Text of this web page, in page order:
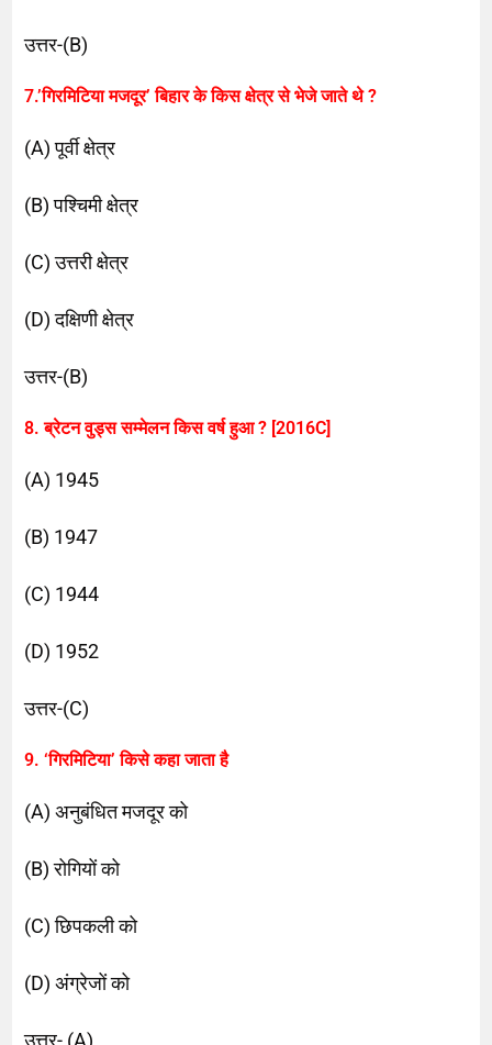
उत्तर-(B)
7.’गिरमिटिया मजदूर’ बिहार के किस क्षेत्र से भेजे जाते थे ?
(A) पूर्वी क्षेत्र
(B) पश्चिमी क्षेत्र
(C) उत्तरी क्षेत्र
(D) दक्षिणी क्षेत्र
उत्तर-(B)
8. ब्रेटन वुड्स सम्मेलन किस वर्ष हुआ ? [2016C]
(A) 1945
(B) 1947
(C) 1944
(D) 1952
उत्तर-(C)
9. ‘गिरमिटिया’ किसे कहा जाता है
(A) अनुबंधित मजदूर को
(B) रोगियों को
(C) छिपकली को
(D) अंग्रेजों को
उत्तर- (A)